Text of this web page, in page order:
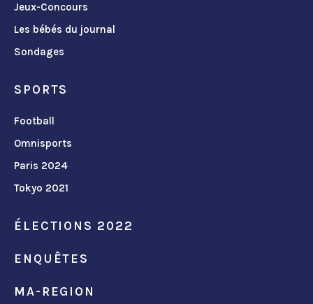
Jeux-Concours
Les bébés du journal
Sondages
SPORTS
Football
Omnisports
Paris 2024
Tokyo 2021
ÉLECTIONS 2022
ENQUÊTES
MA-REGION